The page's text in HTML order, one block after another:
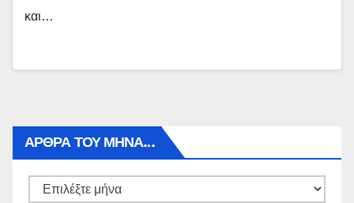
και…
ΑΡΘΡΑ ΤΟΥ ΜΉΝΑ…
Αρθρα